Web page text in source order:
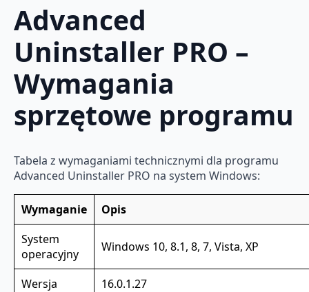
Advanced
Uninstaller PRO –
Wymagania
sprzętowe programu
Tabela z wymaganiami technicznymi dla programu
Advanced Uninstaller PRO na system Windows:
Wymaganie
Opis
System
operacyjny
Windows 10, 8.1, 8, 7, Vista, XP
Wersja 16.0.1.27